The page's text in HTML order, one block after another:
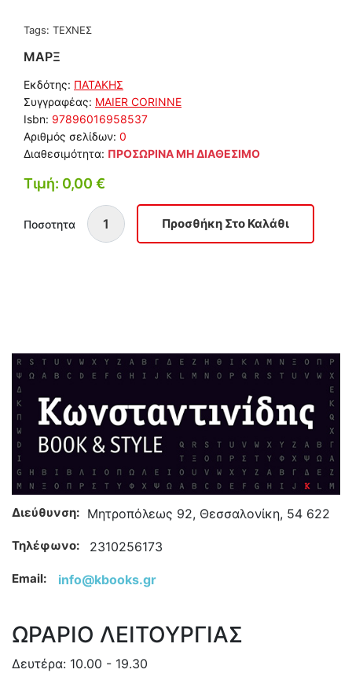
Tags: ΤΕΧΝΕΣ
ΜΑΡΞ
Εκδότης: ΠΑΤΑΚΗΣ
Συγγραφέας: MAIER CORINNE
Isbn: 97896016958537
Αριθμός σελίδων: 0
Διαθεσιμότητα: ΠΡΟΣΩΡΙΝΑ ΜΗ ΔΙΑΘΕΣΙΜΟ
Τιμή: 0,00 €
Ποσοτητα
Διεύθυνση: Μητροπόλεως 92, Θεσσαλονίκη, 54 622
Τηλέφωνο: 2310256173
Email: info@kbooks.gr
ΩΡΑΡΙΟ ΛΕΙΤΟΥΡΓΙΑΣ
Δευτέρα: 10.00 - 19.30